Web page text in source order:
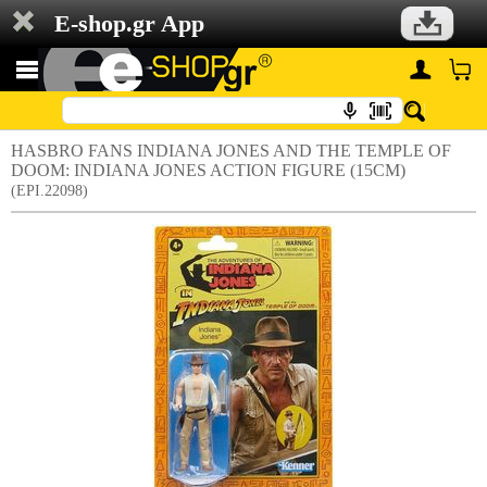
E-shop.gr App
HASBRO FANS INDIANA JONES AND THE TEMPLE OF
DOOM: INDIANA JONES ACTION FIGURE (15CM)
(EPI.22098)